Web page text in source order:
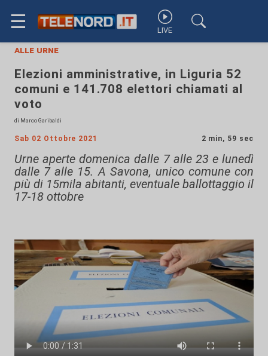
☰ LIVE
alle urne
Elezioni amministrative, in Liguria 52
comuni e 141.708 elettori chiamati al
voto
di Marco Garibaldi
Sab 02 Ottobre 2021 2 min, 59 sec
Urne aperte domenica dalle 7 alle 23 e lunedì
dalle 7 alle 15. A Savona, unico comune con
più di 15mila abitanti, eventuale ballottaggio il
17-18 ottobre